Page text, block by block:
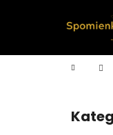
Domov
Preskočiť
kategórie
í
Späť
do
Späť
do